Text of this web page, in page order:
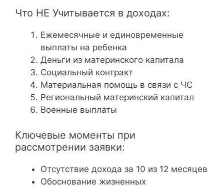
Что НЕ Учитывается в доходах:
Ежемесячные и единовременные
выплаты на ребенка
Деньги из материнского капитала
Социальный контракт
Материальная помощь в связи с ЧС
Региональный материнский капитал
Военные выплаты
Ключевые моменты при
рассмотрении заявки:
Отсутствие дохода за 10 из 12 месяцев
Обоснование жизненных